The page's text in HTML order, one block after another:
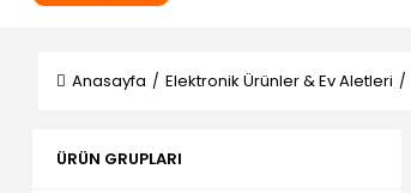
Anasayfa Elektronik Ürünler & Ev Aletleri
ÜRÜN GRUPLARI